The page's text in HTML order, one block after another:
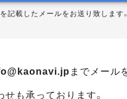
記載したメールをお送り致します。
までメール
も承っております。